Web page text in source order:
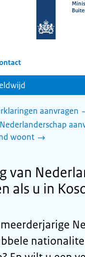
homepage
aanvragen
woont
van
als u in